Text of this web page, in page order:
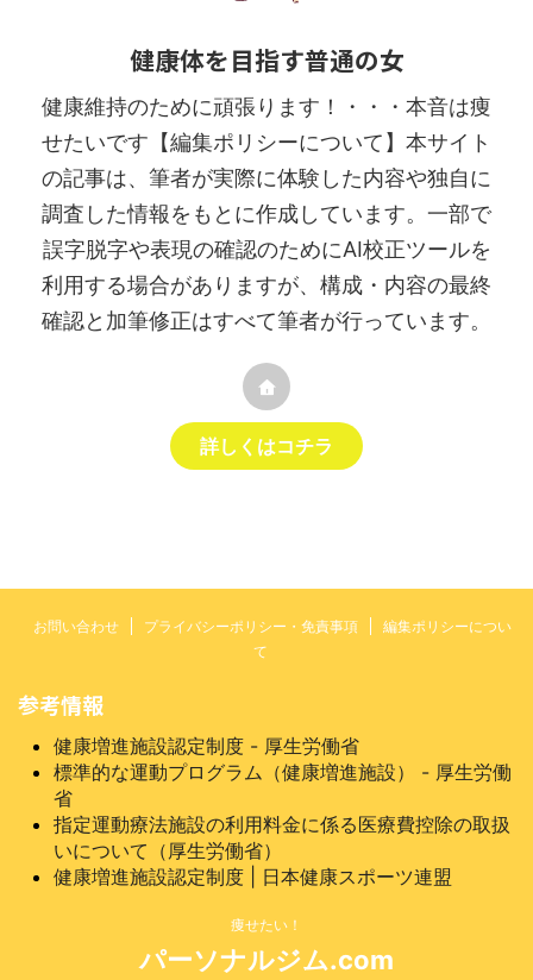
健康体を目指す普通の女
健康維持のために頑張ります！・・・本音は痩
せたいです【編集ポリシーについて】本サイト
の記事は、筆者が実際に体験した内容や独自に
調査した情報をもとに作成しています。一部で
誤字脱字や表現の確認のためにAI校正ツールを
利用する場合がありますが、構成・内容の最終
確認と加筆修正はすべて筆者が行っています。
詳しくはコチラ
お問い合わせ プライバシーポリシー・免責事項
編集ポリシーについ
て
参考情報
健康増進施設認定制度 - 厚生労働省
標準的な運動プログラム（健康増進施設） - 厚生労働
省
指定運動療法施設の利用料金に係る医療費控除の取扱
いについて（厚生労働省）
健康増進施設認定制度 | 日本健康スポーツ連盟
痩せたい！
パーソナルジム.com